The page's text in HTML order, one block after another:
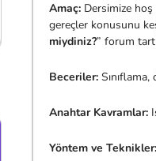
Amaç: Dersimize hoş
gereçler konusunu
miydiniz?” forum
Beceriler:
Anahtar Kavramlar:
Yöntem ve Teknikler: